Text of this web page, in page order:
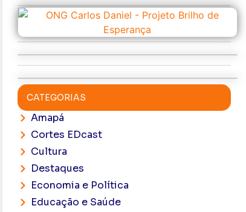
CATEGORIAS
Amapá
Cortes EDcast
Cultura
Destaques
Economia e Política
Educação e Saúde